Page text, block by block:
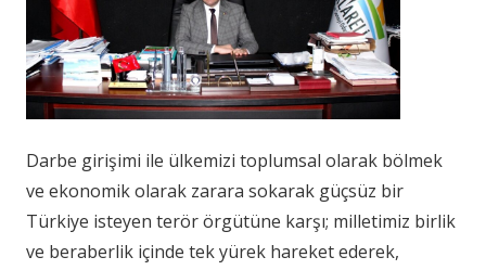
Darbe girişimi ile ülkemizi toplumsal olarak bölmek
ve ekonomik olarak zarara sokarak güçsüz bir
Türkiye isteyen terör örgütüne karşı; milletimiz birlik
ve beraberlik içinde tek yürek hareket ederek,